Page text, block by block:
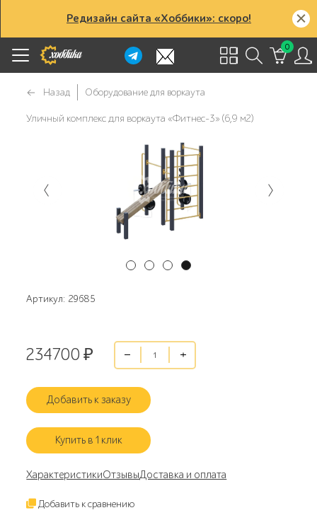
Редизайн сайта «Хоббики»: скоро!
0
Назад Оборудование для воркаута
Уличный комплекс для воркаута «Фитнес-3» (6,9 м2)
Артикул: 29685
234700 ₽
Добавить к заказу
Купить в 1 клик
ХарактеристикиОтзывыДоставка и оплата
Добавить к сравнению